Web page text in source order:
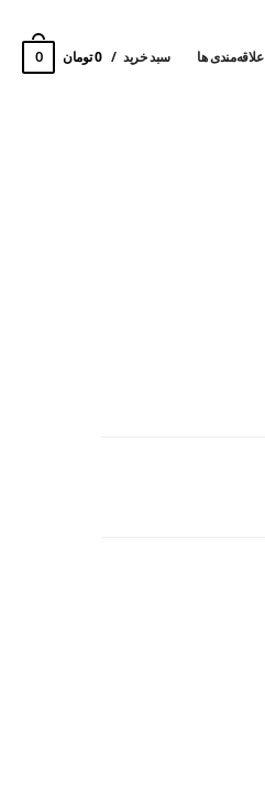
‌علاقه‌مندی ها سبد خرید 0 تومان 0